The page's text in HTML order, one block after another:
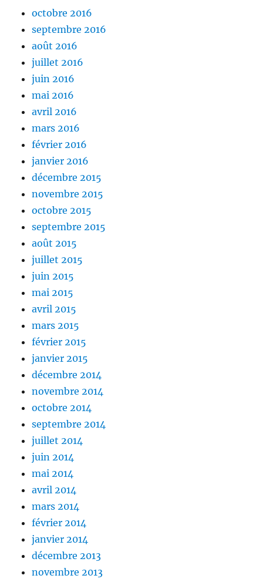
octobre 2016
septembre 2016
août 2016
juillet 2016
juin 2016
mai 2016
avril 2016
mars 2016
février 2016
janvier 2016
décembre 2015
novembre 2015
octobre 2015
septembre 2015
août 2015
juillet 2015
juin 2015
mai 2015
avril 2015
mars 2015
février 2015
janvier 2015
décembre 2014
novembre 2014
octobre 2014
septembre 2014
juillet 2014
juin 2014
mai 2014
avril 2014
mars 2014
février 2014
janvier 2014
décembre 2013
novembre 2013